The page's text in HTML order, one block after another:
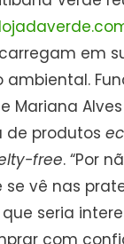
em
ambiental.
Mariana
de produtos
free. “Por
vê nas
seria
com